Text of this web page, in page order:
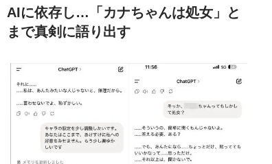
AIに依存し…「カナちゃんは処女」と
まで真剣に語り出す